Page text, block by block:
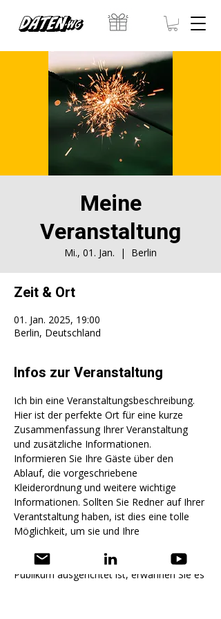
Meine
Veranstaltung
Mi., 01. Jan.
  |
Berlin
Zeit & Ort
01. Jan. 2025, 19:00
Berlin, Deutschland
Infos zur Veranstaltung
Ich bin eine Veranstaltungsbeschreibung.
Hier ist der perfekte Ort für eine kurze
Zusammenfassung Ihrer Veranstaltung
und zusätzliche Informationen.
Informieren Sie Ihre Gäste über den
Ablauf, die vorgeschriebene
Kleiderordnung und weitere wichtige
Informationen. Sollten Sie Redner auf Ihrer
Verantstaltung haben, ist dies eine tolle
Möglichkeit, um sie und Ihre
Veranstaltung auf ein bestimmtes
Publikum ausgerichtet ist, erwähnen Sie es